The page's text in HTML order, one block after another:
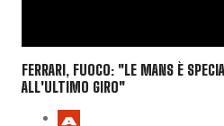
FERRARI, FUOCO: "LE MANS È
ALL'ULTIMO GIRO"